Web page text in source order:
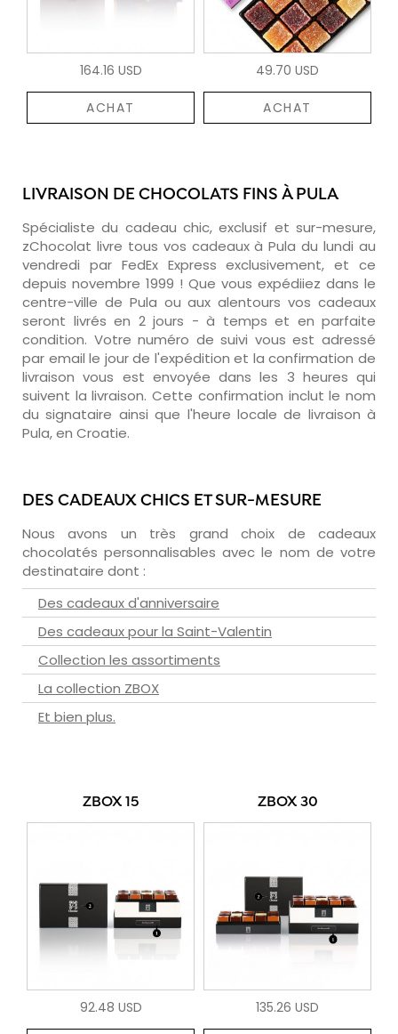
164.16 USD
ACHAT
49.70 USD
ACHAT
LIVRAISON DE CHOCOLATS FINS À PULA
Spécialiste du cadeau chic, exclusif et sur-mesure,
zChocolat livre tous vos cadeaux à Pula du lundi au
vendredi par FedEx Express exclusivement, et ce
depuis novembre 1999 ! Que vous expédiiez dans le
centre-ville de Pula ou aux alentours vos cadeaux
seront livrés en 2 jours - à temps et en parfaite
condition. Votre numéro de suivi vous est adressé
par email le jour de l'expédition et la confirmation de
livraison vous est envoyée dans les 3 heures qui
suivent la livraison. Cette confirmation inclut le nom
du signataire ainsi que l'heure locale de livraison à
Pula, en Croatie.
DES CADEAUX CHICS ET SUR-MESURE
Nous avons un très grand choix de cadeaux
chocolatés personnalisables avec le nom de votre
destinataire dont :
Des cadeaux d'anniversaire
Des cadeaux pour la Saint-Valentin
Collection les assortiments
La collection ZBOX
Et bien plus.
ZBOX 15
92.48 USD
ZBOX 30
135.26 USD